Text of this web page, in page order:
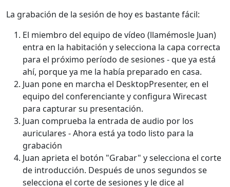
La grabación de la sesión de hoy es bastante fácil:
El miembro del equipo de vídeo (llamémosle Juan)
entra en la habitación y selecciona la capa correcta
para el próximo período de sesiones - que ya está
ahí, porque ya me la había preparado en casa.
Juan pone en marcha el DesktopPresenter, en el
equipo del conferenciante y configura Wirecast
para capturar su presentación.
Juan comprueba la entrada de audio por los
auriculares - Ahora está ya todo listo para la
grabación
Juan aprieta el botón "Grabar" y selecciona el corte
de introducción. Después de unos segundos se
selecciona el corte de sesiones y le dice al